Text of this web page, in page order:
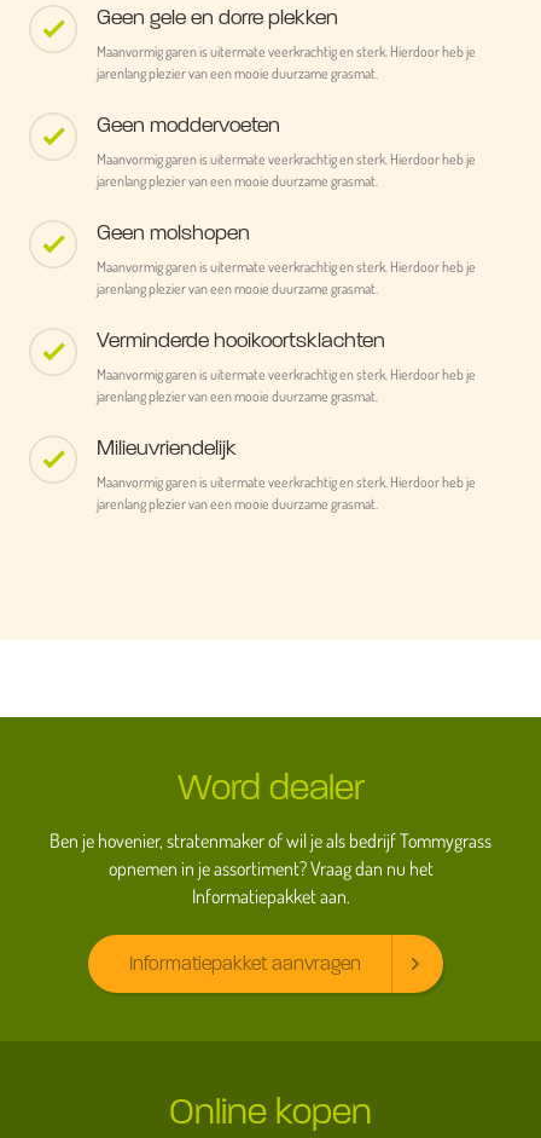
Geen gele en dorre plekken
Maanvormig garen is uitermate veerkrachtig en sterk. Hierdoor heb je
jarenlang plezier van een mooie duurzame grasmat.
Geen moddervoeten
Maanvormig garen is uitermate veerkrachtig en sterk. Hierdoor heb je
jarenlang plezier van een mooie duurzame grasmat.
Geen molshopen
Maanvormig garen is uitermate veerkrachtig en sterk. Hierdoor heb je
jarenlang plezier van een mooie duurzame grasmat.
Verminderde hooikoortsklachten
Maanvormig garen is uitermate veerkrachtig en sterk. Hierdoor heb je
jarenlang plezier van een mooie duurzame grasmat.
Milieuvriendelijk
Maanvormig garen is uitermate veerkrachtig en sterk. Hierdoor heb je
jarenlang plezier van een mooie duurzame grasmat.
Word dealer
Ben je hovenier, stratenmaker of wil je als bedrijf Tommygrass
opnemen in je assortiment? Vraag dan nu het
Informatiepakket aan.
Informatiepakket aanvragen
Online kopen